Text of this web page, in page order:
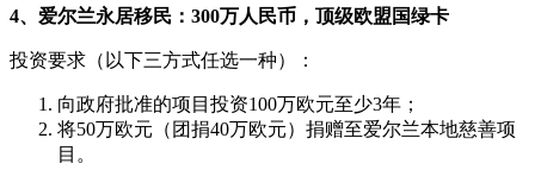
4、爱尔兰永居移民：300万人民币，顶级欧盟国绿卡
投资要求（以下三方式任选一种）：
向政府批准的项目投资100万欧元至少3年；
将50万欧元（团捐40万欧元）捐赠至爱尔兰本地慈善项
目。